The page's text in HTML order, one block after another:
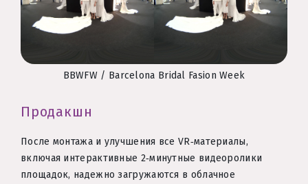
BBWFW / Barcelona Bridal Fasion Week
Продакшн
После монтажа и улучшения все VR‑материалы,
включая интерактивные 2‑минутные видеоролики
площадок, надежно загружаются в облачное